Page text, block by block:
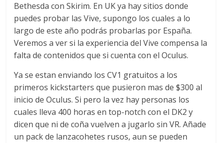
Bethesda con Skirim. En UK ya hay sitios donde
puedes probar las Vive, supongo los cuales a lo
largo de este año podrás probarlas por España.
Veremos a ver si la experiencia del Vive compensa la
falta de contenidos que si cuenta con el Oculus.
Ya se estan enviando los CV1 gratuitos a los
primeros kickstarters que pusieron mas de $300 al
inicio de Oculus. Si pero la vez hay personas los
cuales lleva 400 horas en top-notch con el DK2 y
dicen que ni de coña vuelven a jugarlo sin VR. Añade
un pack de lanzacohetes rusos, aun se pueden